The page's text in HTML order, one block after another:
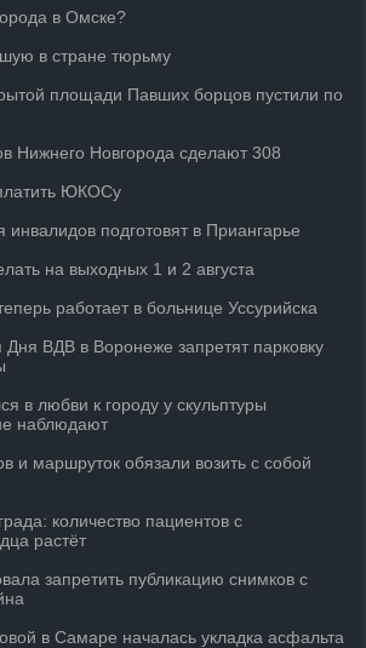
в Омске?
в стране тюрьму
площади Павших борцов пустили по
Нижнего Новгорода сделают 308
ЮКОСу
подготовят в Приангарье
на выходных 1 и 2 августа
работает в больнице Уссурийска
Дня ВДВ в Воронеже запретят парковку
в любви к городу у скульптуры
наблюдают
и маршруток обязали возить с собой
количество пациентов с
растёт
запретить публикацию снимков с
в Самаре началась укладка асфальта